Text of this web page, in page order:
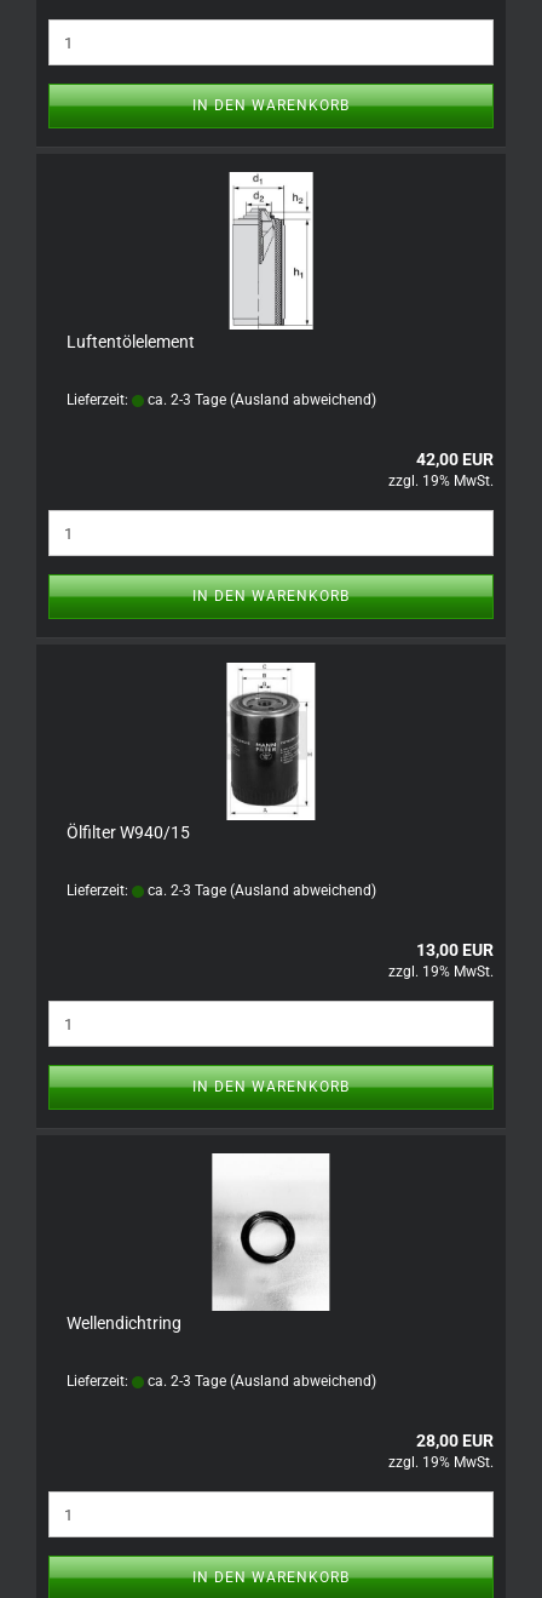
IN DEN WARENKORB
Luftentölelement
Lieferzeit: ca. 2-3 Tage (Ausland abweichend)
42,00 EUR
zzgl. 19% MwSt.
IN DEN WARENKORB
Ölfilter W940/15
Lieferzeit: ca. 2-3 Tage (Ausland abweichend)
13,00 EUR
zzgl. 19% MwSt.
IN DEN WARENKORB
Wellendichtring
Lieferzeit: ca. 2-3 Tage (Ausland abweichend)
28,00 EUR
zzgl. 19% MwSt.
IN DEN WARENKORB